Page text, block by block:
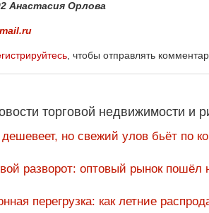
Анастасия Орлова
, чтобы отправлять
торговой недвижимости и
но свежий улов бьёт по
разворот: оптовый рынок
перегрузка: как летние